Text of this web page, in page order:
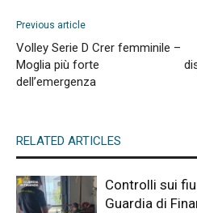
Previous article
Volley Serie D Crer femminile –
Moglia più forte
dell’emergenza
RELATED ARTICLES
Controlli sui
Guardia di